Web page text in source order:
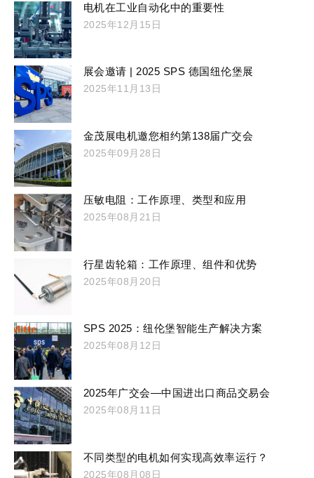
电机在工业自动化中的重要性
2025年12月15日
展会邀请 | 2025 SPS 德国纽伦堡展
2025年11月13日
金茂展电机邀您相约第138届广交会
2025年09月28日
压敏电阻：工作原理、类型和应用
2025年08月21日
行星齿轮箱：工作原理、组件和优势
2025年08月20日
SPS 2025：纽伦堡智能生产解决方案
2025年08月12日
2025年广交会—中国进出口商品交易会
2025年08月11日
不同类型的电机如何实现高效率运行？
2025年08月08日